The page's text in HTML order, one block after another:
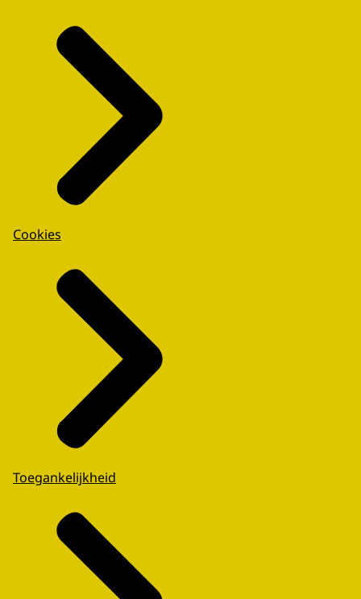
Cookies
Toegankelijkheid